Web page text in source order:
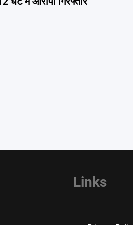
Links